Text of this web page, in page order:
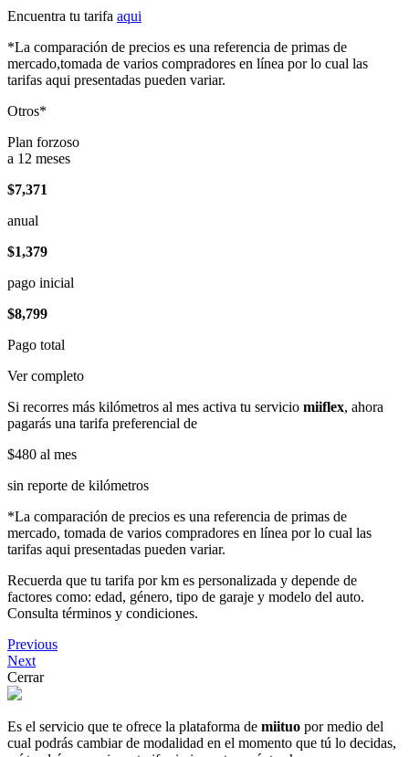
Encuentra tu tarifa aqui
*La comparación de precios es una referencia de primas de
mercado,tomada de varios compradores en línea por lo cual las
tarifas aqui presentadas pueden variar.
Otros*
Plan forzoso
a 12 meses
$7,371
anual
$1,379
pago inicial
$8,799
Pago total
Ver completo
Si recorres más kilómetros al mes activa tu servicio miiflex, ahora
pagarás una tarifa preferencial de
$480 al mes
sin reporte de kilómetros
*La comparación de precios es una referencia de primas de
mercado, tomada de varios compradores en línea por lo cual las
tarifas aqui presentadas pueden variar.
Recuerda que tu tarifa por km es personalizada y depende de
factores como: edad, género, tipo de garaje y modelo del auto.
Consulta términos y condiciones.
Previous
Next
Cerrar
Es el servicio que te ofrece la plataforma de miituo por medio del
cual podrás cambiar de modalidad en el momento que tú lo decidas,